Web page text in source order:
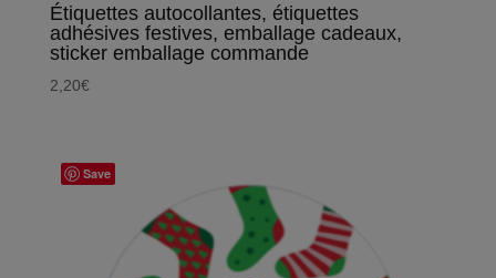
Étiquettes autocollantes, étiquettes
adhésives festives, emballage cadeaux,
sticker emballage commande
2,20€
Save